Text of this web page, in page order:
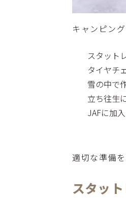
キャンピン
スタット
タイヤチ
雪の中で
立ち往生
JAFに加
適切な準備
スタッ